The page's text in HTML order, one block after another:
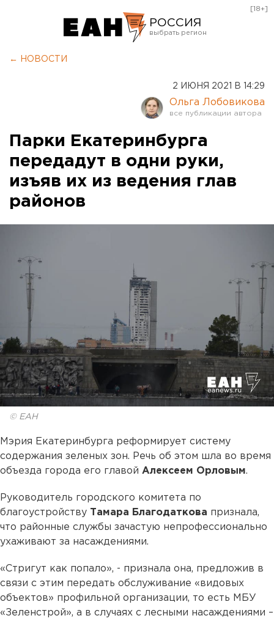
РОССИЯ
Курган
Оренбург
[18+]
← НОВОСТИ
2 ИЮНЯ 2021 В 14:29
Ольга Лобовикова
Парки Екатеринбурга
передадут в одни руки,
изъяв их из ведения глав
районов
© ЕАН
Мэрия Екатеринбурга реформирует систему
содержания зеленых зон. Речь об этом шла во время
объезда города его главой Алексеем Орловым.
Руководитель городского комитета по
благоустройству Тамара Благодаткова признала,
что районные службы зачастую непрофессионально
ухаживают за насаждениями.
«Стригут как попало», - признала она, предложив в
связи с этим передать обслуживание «видовых
объектов» профильной организации, то есть МБУ
«Зеленстрой», а в случаях с лесными насаждениями –